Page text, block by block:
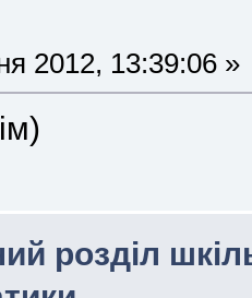
2012, 13:39:06 »
розділ